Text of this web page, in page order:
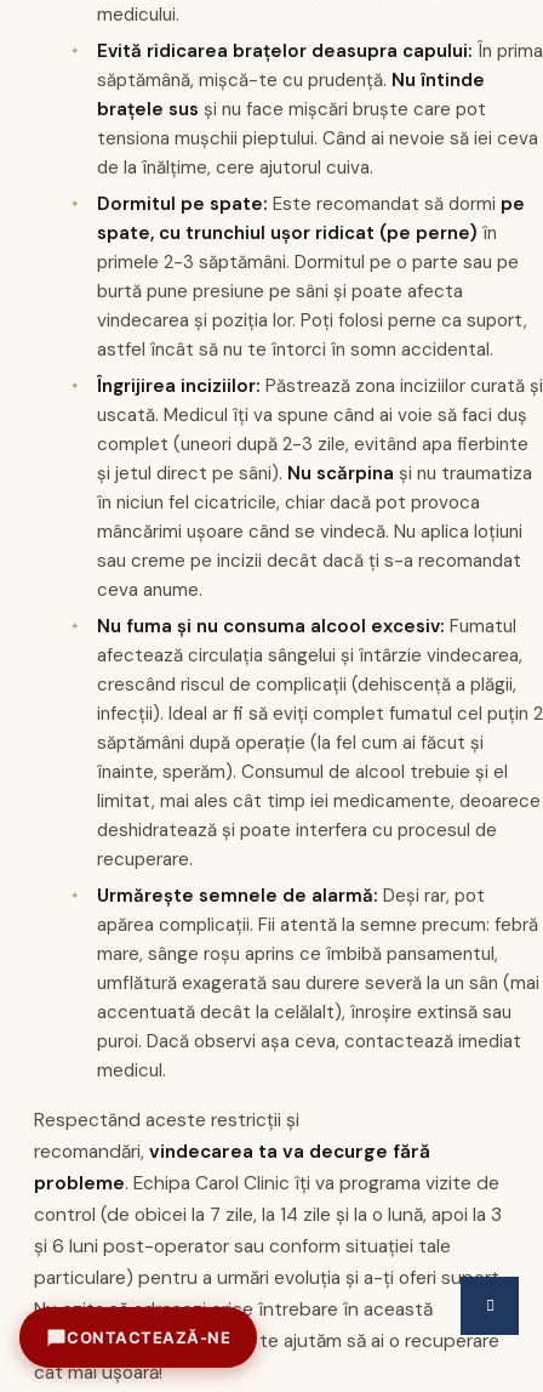
medicului.
Evită ridicarea brațelor deasupra capului: În prima
săptămână, mișcă-te cu prudență. Nu întinde
brațele sus și nu face mișcări bruște care pot
tensiona mușchii pieptului. Când ai nevoie să iei ceva
de la înălțime, cere ajutorul cuiva.
Dormitul pe spate: Este recomandat să dormi pe
spate, cu trunchiul ușor ridicat (pe perne) în
primele 2-3 săptămâni. Dormitul pe o parte sau pe
burtă pune presiune pe sâni și poate afecta
vindecarea și poziția lor. Poți folosi perne ca suport,
astfel încât să nu te întorci în somn accidental.
Îngrijirea inciziilor: Păstrează zona inciziilor curată și
uscată. Medicul îți va spune când ai voie să faci duș
complet (uneori după 2-3 zile, evitând apa fierbinte
și jetul direct pe sâni). Nu scărpina și nu traumatiza
în niciun fel cicatricile, chiar dacă pot provoca
mâncărimi ușoare când se vindecă. Nu aplica loțiuni
sau creme pe incizii decât dacă ți s-a recomandat
ceva anume.
Nu fuma și nu consuma alcool excesiv: Fumatul
afectează circulația sângelui și întârzie vindecarea,
crescând riscul de complicații (dehiscență a plăgii,
infecții). Ideal ar fi să eviți complet fumatul cel puțin 2
săptămâni după operație (la fel cum ai făcut și
înainte, sperăm). Consumul de alcool trebuie și el
limitat, mai ales cât timp iei medicamente, deoarece
deshidratează și poate interfera cu procesul de
recuperare.
Urmărește semnele de alarmă: Deși rar, pot
apărea complicații. Fii atentă la semne precum: febră
mare, sânge roșu aprins ce îmbibă pansamentul,
umflătură exagerată sau durere severă la un sân (mai
accentuată decât la celălalt), înroșire extinsă sau
puroi. Dacă observi așa ceva, contactează imediat
medicul.
Respectând aceste restricții și
recomandări, vindecarea ta va decurge fără
probleme. Echipa Carol Clinic îți va programa vizite de
control (de obicei la 7 zile, la 14 zile și la o lună, apoi la 3
și 6 luni post-operator sau conform situației tale
particulare) pentru a urmări evoluția și a-ți oferi suport.
Nu ezita să adresezi orice întrebare în această
perioadă – suntem aici să te ajutăm să ai o recuperare
cât mai ușoară!
CONTACTEAZĂ-NE
Sună acum
+40 371 71 61 61